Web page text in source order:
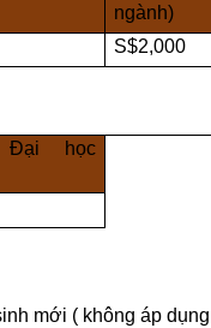
ngành)
S$2,000
Đại học
mới ( không áp